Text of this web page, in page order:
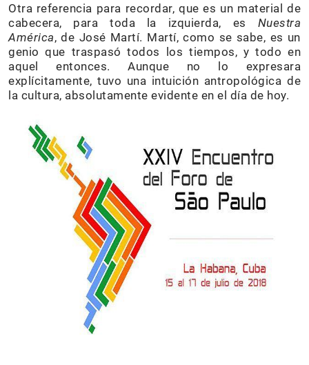
Otra referencia para recordar, que es un material de
cabecera, para toda la izquierda, es Nuestra
América, de José Martí. Martí, como se sabe, es un
genio que traspasó todos los tiempos, y todo en
aquel entonces. Aunque no lo expresara
explícitamente, tuvo una intuición antropológica de
la cultura, absolutamente evidente en el día de hoy.